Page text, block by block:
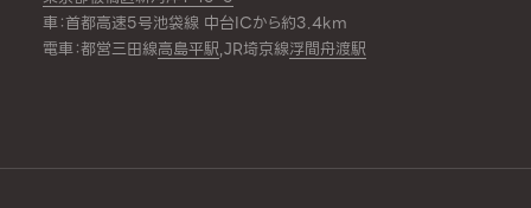
車：首都高速5号池袋線 中台ICから約3.4km
電車：都営三田線高島平駅,JR埼京線浮間舟渡駅